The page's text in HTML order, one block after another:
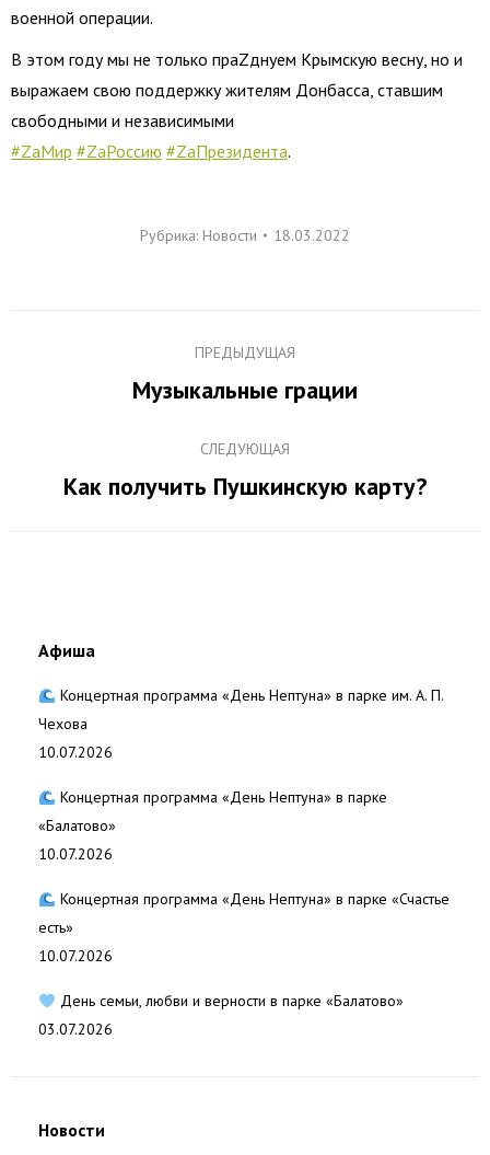
военной операции.
В этом году мы не только праZднуем Крымскую весну, но и
выражаем свою поддержку жителям Донбасса, ставшим
свободными и независимыми
#ZaМир #ZаРоссию #ZаПрезидента.
Рубрика: Новости 18.03.2022
ПРЕДЫДУЩАЯ
Предыдущая
Музыкальные грации
СЛЕДУЮЩАЯ
Следующая
Как получить Пушкинскую карту?
Афиша
Концертная программа «День Нептуна» в парке им. А. П.
Чехова
10.07.2026
Концертная программа «День Нептуна» в парке
«Балатово»
10.07.2026
Концертная программа «День Нептуна» в парке «Счастье
есть»
10.07.2026
День семьи, любви и верности в парке «Балатово»
03.07.2026
Новости